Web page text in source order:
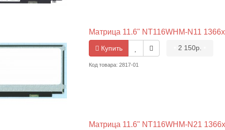
Матрица 11.6" NT116WHM-N11
Купить 2 150р.
Код товара: 2817-01
Матрица 11.6" NT116WHM-N21